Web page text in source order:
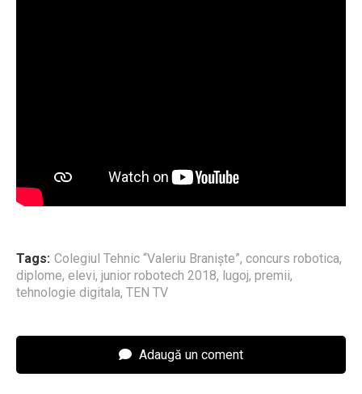
Tags: Colegiul Tehnic “Valeriu Braniște”, concurs robotica,
diplome, elevi, junior robotech 2018, lugoj, premii,
tehnologie digitala, TEN TV
Adaugă un coment